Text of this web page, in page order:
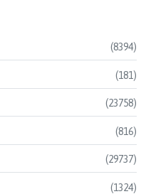
(8394)
(181)
(23758)
(816)
(29737)
(1324)